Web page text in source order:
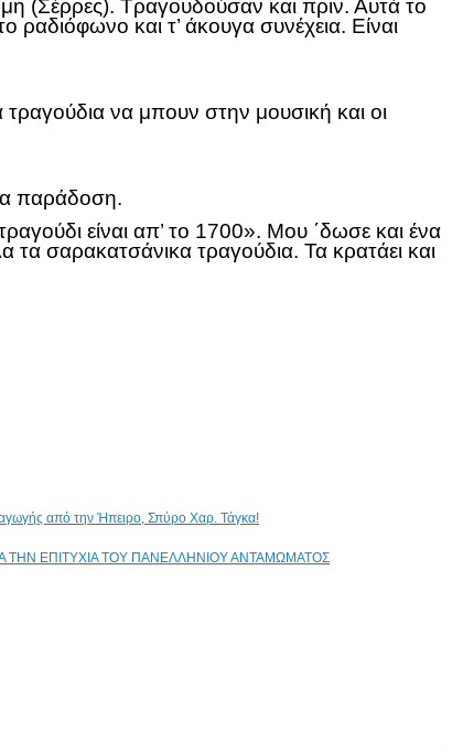
(Σέρρες). Τραγουδούσαν και πριν. Αυτά το
και τ’ άκουγα συνέχεια. Είναι
να μπουν στην μουσική και οι
παράδοση.
είναι απ’ το 1700». Μου ΄δωσε και ένα
σαρακατσάνικα τραγούδια. Τα κρατάει και
από την Ήπειρο, Σπύρο Χαρ. Τάγκα!
ΤΗΝ ΕΠΙΤΥΧΙΑ ΤΟΥ ΠΑΝΕΛΛΗΝΙΟΥ ΑΝΤΑΜΩΜΑΤΟΣ